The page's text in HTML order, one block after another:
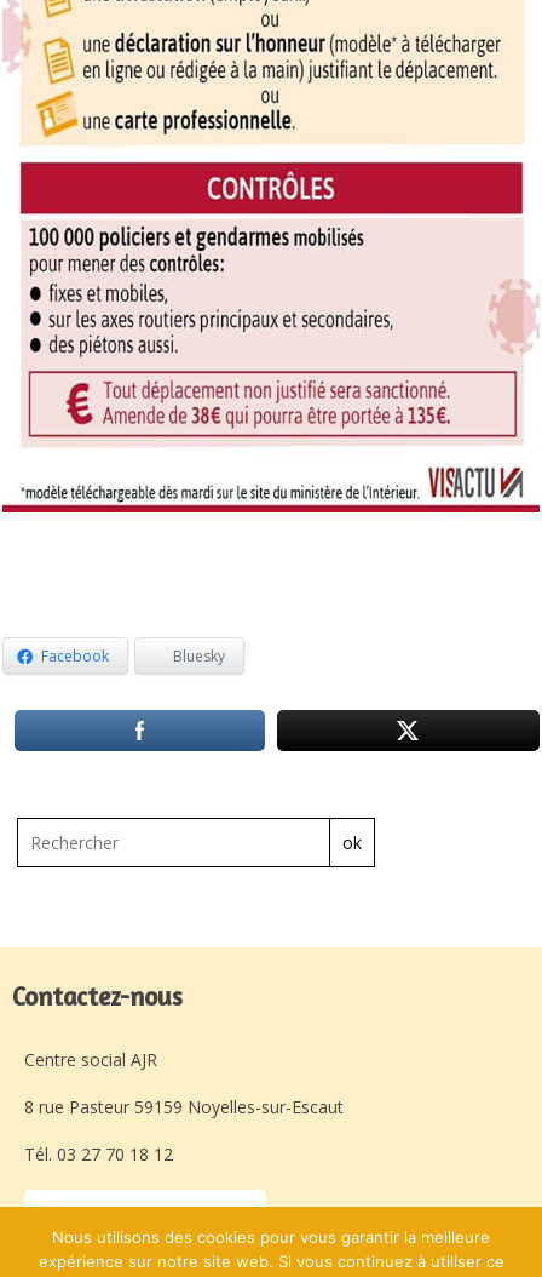
Facebook Bluesky
ok
Contactez-nous
Centre social AJR
8 rue Pasteur 59159 Noyelles-sur-Escaut
Tél. 03 27 70 18 12
Laissez-nous un message
Nous utilisons des cookies pour vous garantir la meilleure
expérience sur notre site web. Si vous continuez à utiliser ce